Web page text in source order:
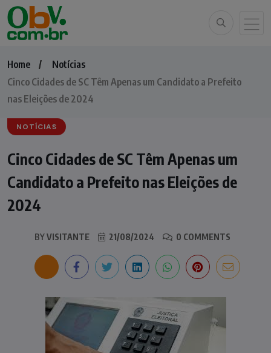
Home
Notícias
Cinco Cidades de SC Têm Apenas um Candidato a Prefeito
nas Eleições de 2024
NOTÍCIAS
Cinco Cidades de SC Têm Apenas um
Candidato a Prefeito nas Eleições de
2024
BYVISITANTE 21/08/2024 0 COMMENTS